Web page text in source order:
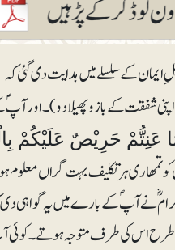
ایمان کے سلسلے میں ہدایت دی گئی کہ
حَرِيْصٌ عَلَيْكُمْ
ہرتکلیف بہت گراں معلوم
کرامؓ نے آپؐ کے بارے میں یہ گواہی
اس کی طرف متوجہ ہوتے۔ کوئی